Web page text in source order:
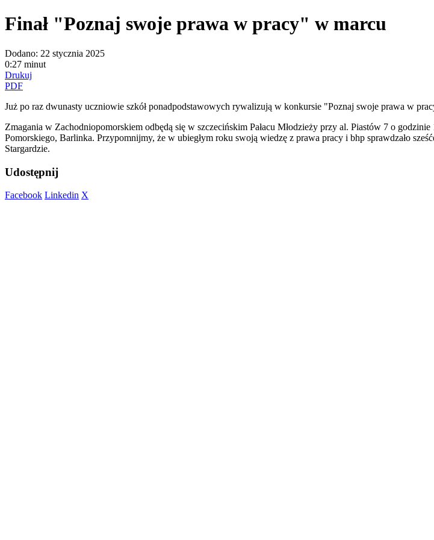
Finał "Poznaj swoje prawa w pracy" w marcu
Dodano: 22 stycznia 2025
0:27 minut
Drukuj
PDF
Już po raz dwunasty uczniowie szkół ponadpodstawowych rywalizują w konkursie "Poznaj swoje prawa w
Zmagania w Zachodniopomorskiem odbędą się w szczecińskim Pałacu Młodzieży przy al. Piastów 7 o
Pomorskiego, Barlinka. Przypomnijmy, że w ubiegłym roku swoją wiedzę z prawa pracy i bhp sprawdzało
Stargardzie.
Udostępnij
Facebook Linkedin X